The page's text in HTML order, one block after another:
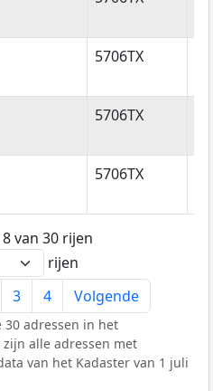
5706TX
5706TX
5706TX
van 30 rijen
rijen
3 4 Volgende
30 adressen in het
zijn alle adressen met
van het Kadaster van 1 juli